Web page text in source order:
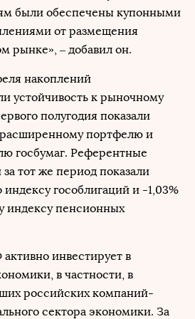
были обеспечены купонными
от размещения
рынке», – добавил он.
накоплений
устойчивость к рыночному
полугодия показали
расширенному портфелю и
госбумаг. Референтные
тот же период показали
индексу гособлигаций и -1,03%
индексу пенсионных
инвестирует в
в частности, в
российских компаний-
сектора экономики. За